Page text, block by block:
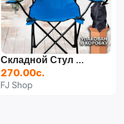
Складной Стул Для Кемпинга
270.00с.
FJ Shop